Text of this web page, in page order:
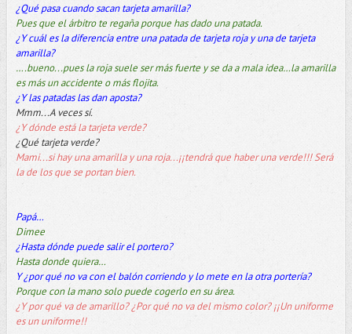
¿Qué pasa cuando sacan tarjeta amarilla?
Pues que el árbitro te regaña porque has dado una patada.
¿Y cuál es la diferencia entre una patada de tarjeta roja y una de tarjeta
amarilla?
….bueno...pues la roja suele ser más fuerte y se da a mala idea…la amarilla
es más un accidente o más flojita.
¿Y las patadas las dan aposta?
Mmm...A veces sí.
¿Y dónde está la tarjeta verde?
¿Qué tarjeta verde?
Mami...si hay una amarilla y una roja...¡¡tendrá que haber una verde!!! Será
la de los que se portan bien.
Papá…
Dimee
¿Hasta dónde puede salir el portero?
Hasta donde quiera…
Y ¿por qué no va con el balón corriendo y lo mete en la otra portería?
Porque con la mano solo puede cogerlo en su área.
¿Y por qué va de amarillo? ¿Por qué no va del mismo color? ¡¡Un uniforme
es un uniforme!!